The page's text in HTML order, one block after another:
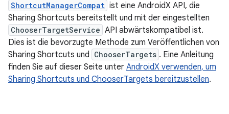
ShortcutManagerCompat ist eine AndroidX API, die
Sharing Shortcuts bereitstellt und mit der eingestellten
ChooserTargetService API abwärtskompatibel ist.
Dies ist die bevorzugte Methode zum Veröffentlichen von
Sharing Shortcuts und ChooserTargets . Eine Anleitung
finden Sie auf dieser Seite unter AndroidX verwenden, um
Sharing Shortcuts und ChooserTargets bereitzustellen.